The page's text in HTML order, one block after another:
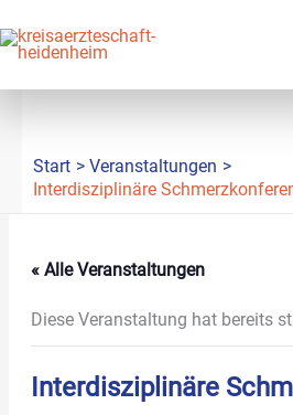
Inhalt
springen
Start
Veranstaltungen
Interdisziplinäre
« Alle Veranstaltungen
Diese Veranstaltung hat bereits
Interdisziplinäre